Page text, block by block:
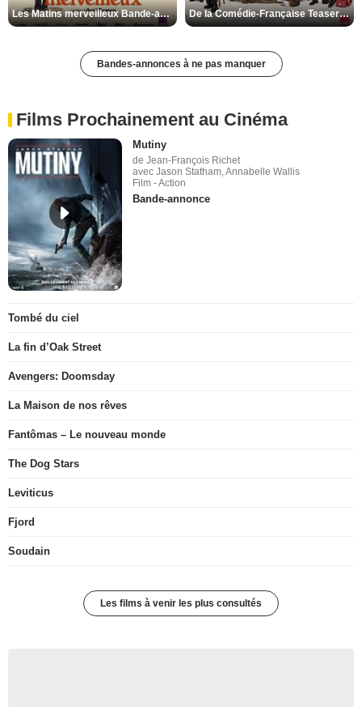
Les Matins merveilleux Bande-annonce VF De la Comédie-Française Teaser VF
Bandes-annonces à ne pas manquer
Films Prochainement au Cinéma
Mutiny
de Jean-François Richet
avec Jason Statham, Annabelle Wallis
Film - Action
Bande-annonce
Tombé du ciel
La fin d’Oak Street
Avengers: Doomsday
La Maison de nos rêves
Fantômas – Le nouveau monde
The Dog Stars
Leviticus
Fjord
Soudain
Les films à venir les plus consultés